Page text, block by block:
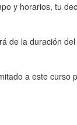
y horarios, tu
de la duración
a este curso